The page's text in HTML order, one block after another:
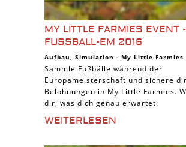
MY LITTLE FARMIES EVENT -
FUSSBALL-EM 2016
Aufbau, Simulation - My Little Farmies
Sammle Fußbälle während der
Europameisterschaft und sichere
Belohnungen in My Little Farmies.
dir, was dich genau erwartet.
WEITERLESEN